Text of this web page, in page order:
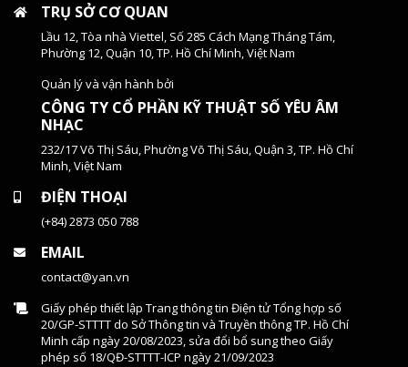
TRỤ SỞ CƠ QUAN
Lầu 12, Tòa nhà Viettel, Số 285 Cách Mạng Tháng Tám,
Phường 12, Quận 10, TP. Hồ Chí Minh, Việt Nam
Quản lý và vận hành bởi
CÔNG TY CỔ PHẦN KỸ THUẬT SỐ YÊU ÂM
NHẠC
232/17 Võ Thị Sáu, Phường Võ Thị Sáu, Quận 3, TP. Hồ Chí
Minh, Việt Nam
ĐIỆN THOẠI
(+84) 2873 050 788
EMAIL
contact@yan.vn
Giấy phép thiết lập Trang thông tin Điện tử Tổng hợp số
20/GP-STTTT do Sở Thông tin và Truyền thông TP. Hồ Chí
Minh cấp ngày 20/08/2023, sửa đổi bổ sung theo Giấy
phép số 18/QĐ-STTTT-ICP ngày 21/09/2023